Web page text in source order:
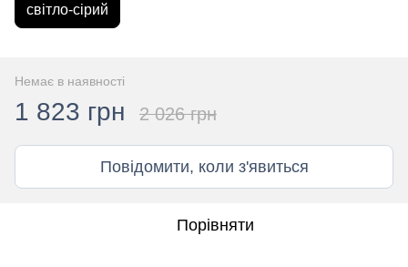
світло-сірий
Немає в наявності
1 823 грн 2 026 грн
Повідомити, коли з'явиться
Порівняти